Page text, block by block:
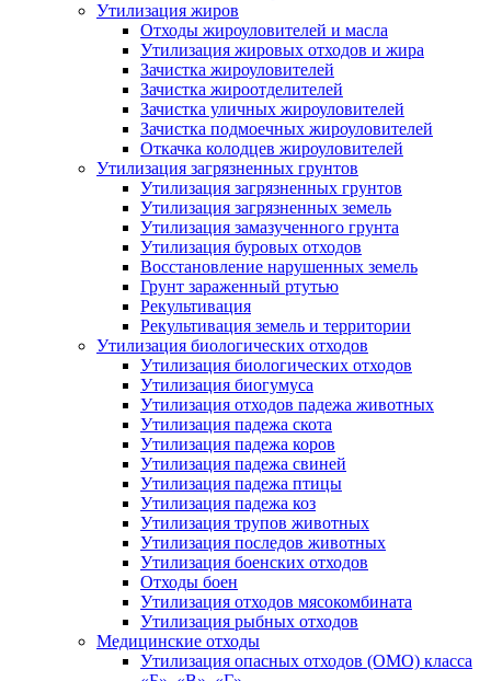
Утилизация жиров
Отходы жироуловителей и масла
Утилизация жировых отходов и жира
Зачистка жироуловителей
Зачистка жироотделителей
Зачистка уличных жироуловителей
Зачистка подмоечных жироуловителей
Откачка колодцев жироуловителей
Утилизация загрязненных грунтов
Утилизация загрязненных грунтов
Утилизация загрязненных земель
Утилизация замазученного грунта
Утилизация буровых отходов
Восстановление нарушенных земель
Грунт зараженный ртутью
Рекультивация
Рекультивация земель и территории
Утилизация биологических отходов
Утилизация биологических отходов
Утилизация биогумуса
Утилизация отходов падежа животных
Утилизация падежа скота
Утилизация падежа коров
Утилизация падежа свиней
Утилизация падежа птицы
Утилизация падежа коз
Утилизация трупов животных
Утилизация последов животных
Утилизация боенских отходов
Отходы боен
Утилизация отходов мясокомбината
Утилизация рыбных отходов
Медицинские отходы
Утилизация опасных отходов (ОМО) класса